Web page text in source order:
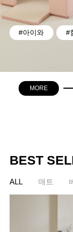
#아이와 #
MORE
BEST
ALL 매트